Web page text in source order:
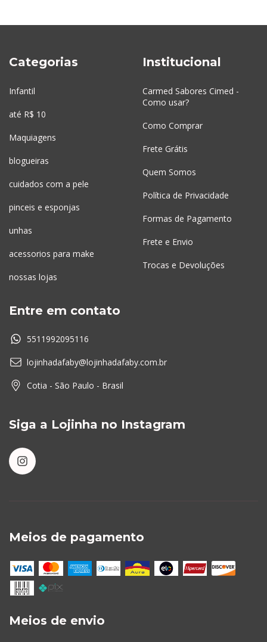
Categorias
Infantil
até R$ 10
Maquiagens
blogueiras
cuidados com a pele
pinceis e esponjas
unhas
acessorios para make
nossas lojas
Institucional
Carmed Sabores Cimed -
Como usar?
Como Comprar
Frete Grátis
Quem Somos
Política de Privacidade
Formas de Pagamento
Frete e Envio
Trocas e Devoluções
Entre em contato
5511992095116
lojinhadafaby@lojinhadafaby.com.br
Cotia - São Paulo - Brasil
Siga a Lojinha no Instagram
Meios de pagamento
Meios de envio